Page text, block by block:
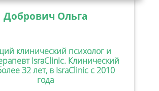
Добрович Ольга
клинический психолог и
IsraClinic. Клинический
32 лет, в IsraClinic с 2010
года